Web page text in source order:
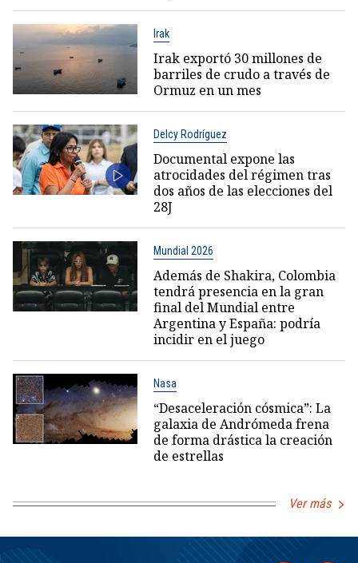
Irak
Irak exportó 30 millones de
barriles de crudo a través de
Ormuz en un mes
Delcy Rodríguez
Documental expone las
atrocidades del régimen tras
dos años de las elecciones del
28J
Mundial 2026
Además de Shakira, Colombia
tendrá presencia en la gran
final del Mundial entre
Argentina y España: podría
incidir en el juego
Nasa
“Desaceleración cósmica”: La
galaxia de Andrómeda frena
de forma drástica la creación
de estrellas
Ver más